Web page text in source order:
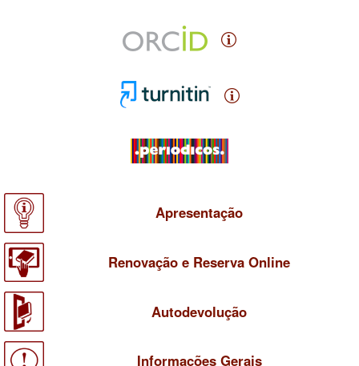
Apresentação
Renovação e Reserva Online
Autodevolução
Informações Gerais